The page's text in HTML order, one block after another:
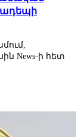
News-ի հետ